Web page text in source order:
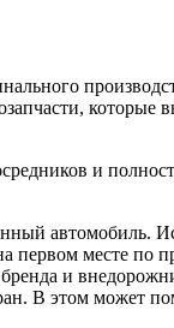
которые
и
автомобиль.
первом месте по
и
В этом может